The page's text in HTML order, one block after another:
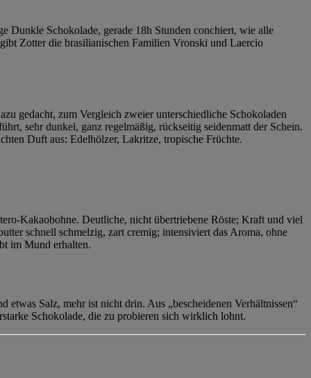
Dunkle Schokolade, gerade 18h Stunden conchiert, wie alle
Zotter die brasilianischen Familien Vronski und Laercio
gedacht, zum Vergleich zweier unterschiedliche Schokoladen
sehr dunkel, ganz regelmäßig, rückseitig seidenmatt der Schein.
Duft aus: Edelhölzer, Lakritze, tropische Früchte.
Kakaobohne. Deutliche, nicht übertriebene Röste; Kraft und viel
schnell schmelzig, zart cremig; intensiviert das Aroma, ohne
im Mund erhalten.
Salz, mehr ist nicht drin. Aus „bescheidenen Verhältnissen“
Schokolade, die zu probieren sich wirklich lohnt.